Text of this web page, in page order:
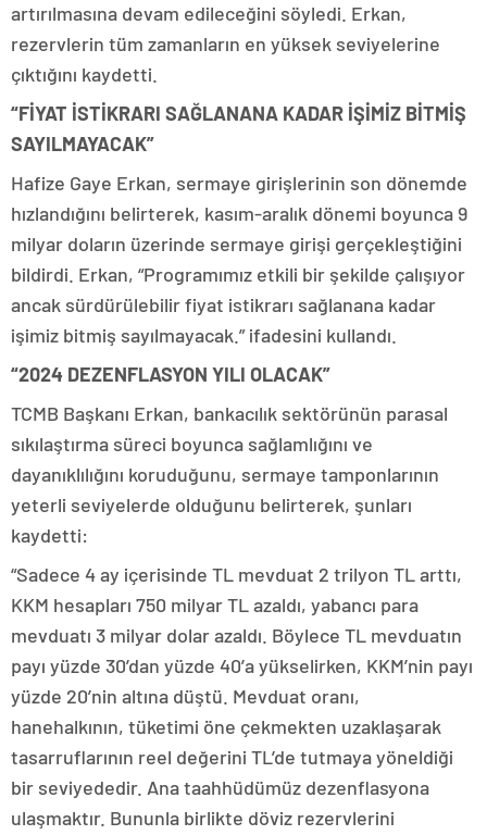
artırılmasına devam edileceğini söyledi. Erkan,
rezervlerin tüm zamanların en yüksek seviyelerine
çıktığını kaydetti.
“FİYAT İSTİKRARI SAĞLANANA KADAR İŞİMİZ BİTMİŞ
SAYILMAYACAK”
Hafize Gaye Erkan, sermaye girişlerinin son dönemde
hızlandığını belirterek, kasım-aralık dönemi boyunca 9
milyar doların üzerinde sermaye girişi gerçekleştiğini
bildirdi. Erkan, “Programımız etkili bir şekilde çalışıyor
ancak sürdürülebilir fiyat istikrarı sağlanana kadar
işimiz bitmiş sayılmayacak.” ifadesini kullandı.
“2024 DEZENFLASYON YILI OLACAK”
TCMB Başkanı Erkan, bankacılık sektörünün parasal
sıkılaştırma süreci boyunca sağlamlığını ve
dayanıklılığını koruduğunu, sermaye tamponlarının
yeterli seviyelerde olduğunu belirterek, şunları
kaydetti:
“Sadece 4 ay içerisinde TL mevduat 2 trilyon TL arttı,
KKM hesapları 750 milyar TL azaldı, yabancı para
mevduatı 3 milyar dolar azaldı. Böylece TL mevduatın
payı yüzde 30’dan yüzde 40’a yükselirken, KKM’nin payı
yüzde 20’nin altına düştü. Mevduat oranı,
hanehalkının, tüketimi öne çekmekten uzaklaşarak
tasarruflarının reel değerini TL’de tutmaya yöneldiği
bir seviyededir. Ana taahhüdümüz dezenflasyona
ulaşmaktır. Bununla birlikte döviz rezervlerini